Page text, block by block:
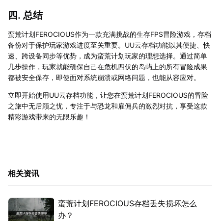
四. 总结
蛮荒计划FEROCIOUS作为一款充满挑战的生存FPS冒险游戏，存档
备份对于保护玩家游戏进度至关重要。UU云存档功能以其便捷、快
速、跨设备同步等优势，成为蛮荒计划玩家的理想选择。通过简单
几步操作，玩家就能确保自己在危机四伏的岛屿上的所有冒险成果
都被安全保存，即使面对系统崩溃或网络问题，也能从容应对。
立即开始使用UU云存档功能，让您在蛮荒计划FEROCIOUS的冒险
之旅中无后顾之忧，专注于与恐龙和雇佣兵的激烈对抗，享受这款
精彩游戏带来的无限乐趣！
相关资讯
蛮荒计划FEROCIOUS存档丢失损坏怎么
办？